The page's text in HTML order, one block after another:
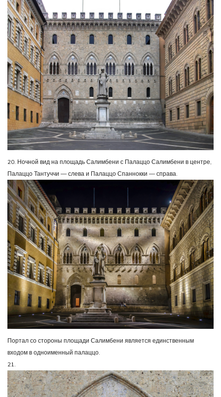
20. Ночной вид на площадь Салимбени с Палаццо Салимбени в центре,
Палаццо Тантуччи — слева и Палаццо Спаннокки — справа.
Портал со стороны площади Салимбени является единственным
входом в одноименный палаццо.
21.